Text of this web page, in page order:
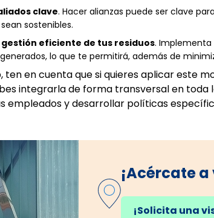
clave. Hacer alianzas puede ser clave
sostenibles.
gestión eficiente de tus residuos. Implementa
lo que te permitirá, además de
ten en cuenta que si quieres aplicar este
integrarla de forma transversal en
empleados y desarrollar políticas
¡Acércate
¡Solicita una